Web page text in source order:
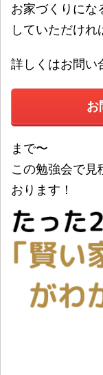
お家づくりにな
していただけれ
詳しくはお問い
お
まで〜
この勉強会で見
おります！